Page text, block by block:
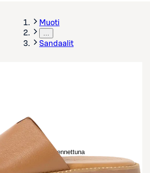
Muoti
…
Sandaalit
Avaa tuotekuva suurennettuna